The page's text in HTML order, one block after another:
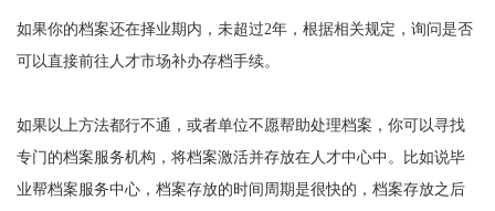
如果你的档案还在择业期内，未超过2年，根据相关规定，询问是否
可以直接前往人才市场补办存档手续。
如果以上方法都行不通，或者单位不愿帮助处理档案，你可以寻找
专门的档案服务机构，将档案激活并存放在人才中心中。比如说毕
业帮档案服务中心，档案存放的时间周期是很快的，档案存放之后